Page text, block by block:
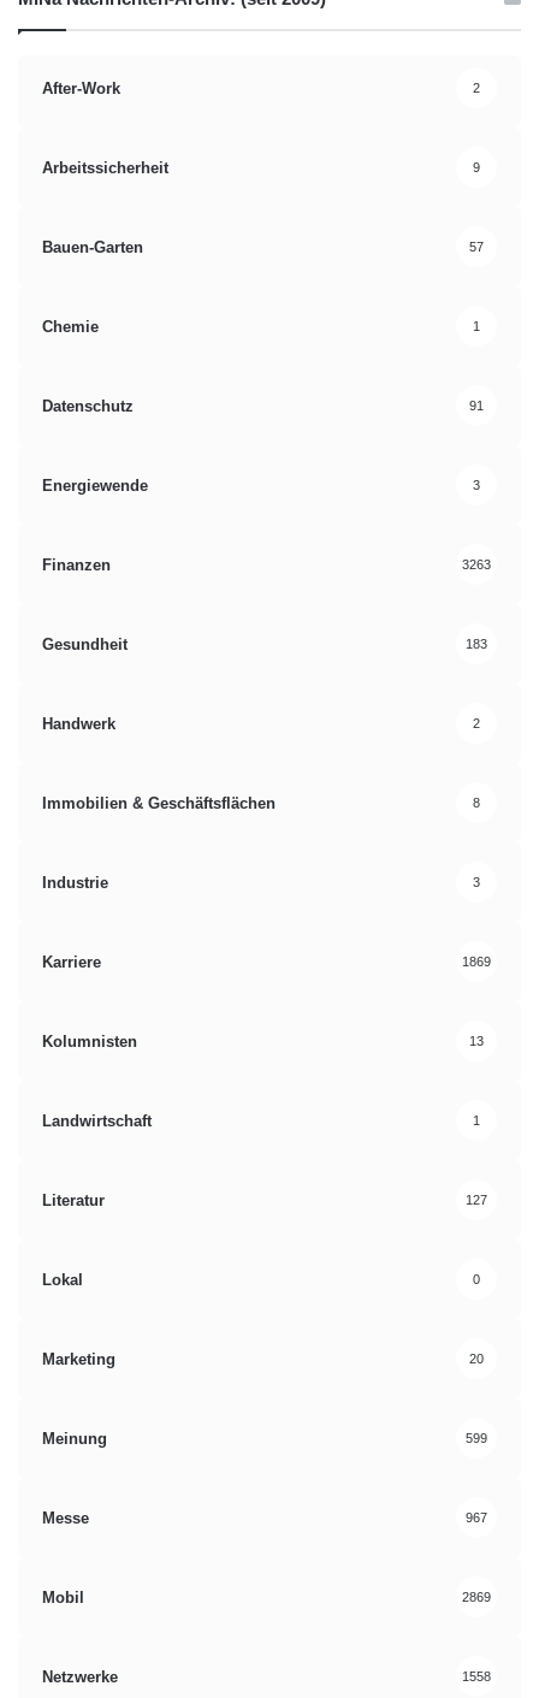
After-Work 2
Arbeitssicherheit 9
Bauen-Garten 57
Chemie 1
Datenschutz 91
Energiewende 3
Finanzen 3263
Gesundheit 183
Handwerk 2
Immobilien & Geschäftsflächen 8
Industrie 3
Karriere 1869
Kolumnisten 13
Landwirtschaft 1
Literatur 127
Lokal 0
Marketing 20
Meinung 599
Messe 967
Mobil 2869
Netzwerke 1558